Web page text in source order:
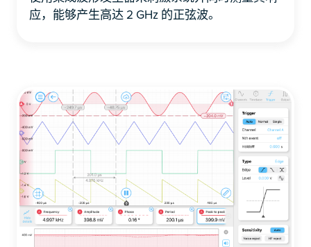
应，能够产生高达 2 GHz 的正弦波。